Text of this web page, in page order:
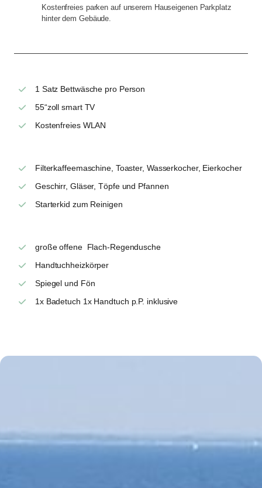
Kostenfreies parken auf unserem Hauseigenen Parkplatz
hinter dem Gebäude.
1 Satz Bettwäsche pro Person
55“zoll smart TV
Kostenfreies WLAN
Filterkaffeemaschine, Toaster, Wasserkocher, Eierkocher
Geschirr, Gläser, Töpfe und Pfannen
Starterkid zum Reinigen
große offene Flach-Regendusche
Handtuchheizkörper
Spiegel und Fön
1x Badetuch 1x Handtuch p.P. inklusive